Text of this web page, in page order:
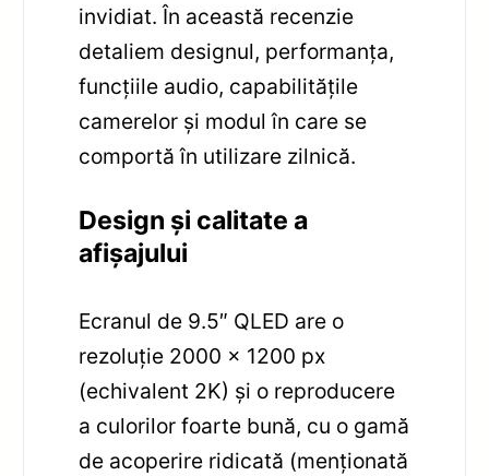
invidiat. În această recenzie
detaliem designul, performanța,
funcțiile audio, capabilitățile
camerelor și modul în care se
comportă în utilizare zilnică.
Design și calitate a
afișajului
Ecranul de 9.5″ QLED are o
rezoluție 2000 x 1200 px
(echivalent 2K) și o reproducere
a culorilor foarte bună, cu o gamă
de acoperire ridicată (menționată